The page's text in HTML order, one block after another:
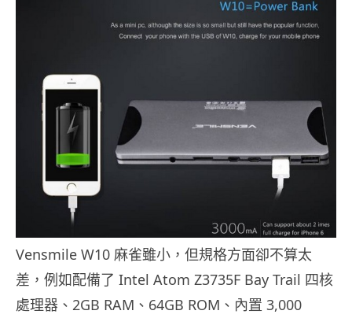
Vensmile W10 麻雀雖小，但規格方面卻不算太
差，例如配備了 Intel Atom Z3735F Bay Trail 四核
處理器、2GB RAM、64GB ROM、內置 3,000